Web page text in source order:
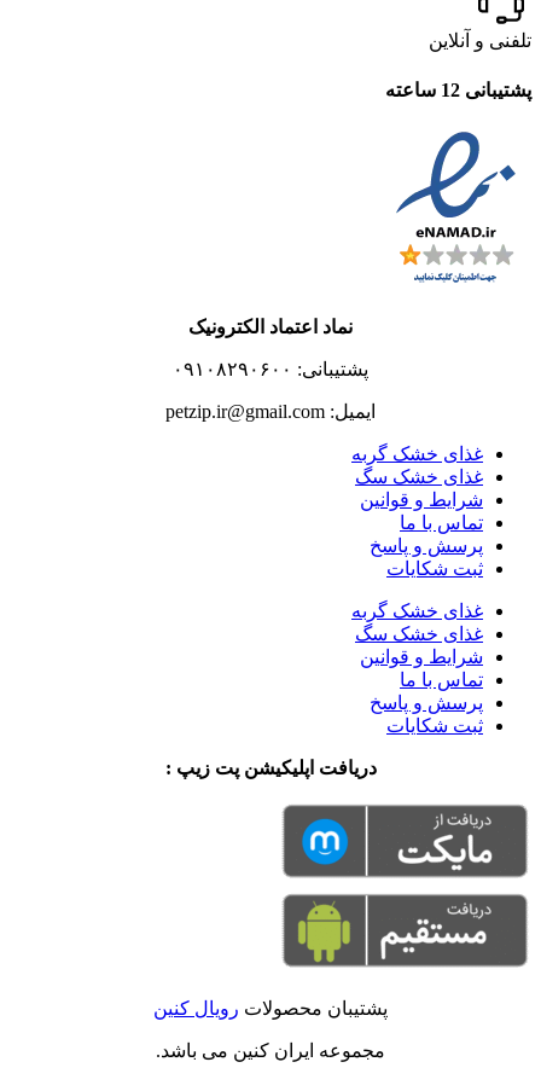
تلفنی و آنلاین
پشتیبانی 12 ساعته
نماد اعتماد الکترونیک
پشتیبانی: ۰۹۱۰۸۲۹۰۶۰۰
ایمیل: petzip.ir@gmail.com
غذای خشک گربه
غذای خشک سگ
شرایط و قوانین
تماس با ما
پرسش و پاسخ
ثبت شکایات
غذای خشک گربه
غذای خشک سگ
شرایط و قوانین
تماس با ما
پرسش و پاسخ
ثبت شکایات
دریافت اپلیکیشن پت زیپ :
پشتیبان محصولات رویال کنین
مجموعه ایران کنین می باشد.